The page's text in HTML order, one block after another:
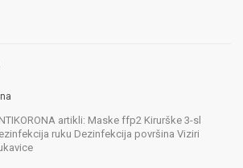
artikli: Maske ffp2 Kirurške 3-sl
ruku Dezinfekcija površina Viziri